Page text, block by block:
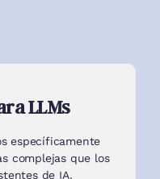
LLMs
específicamente
complejas que los
de IA.